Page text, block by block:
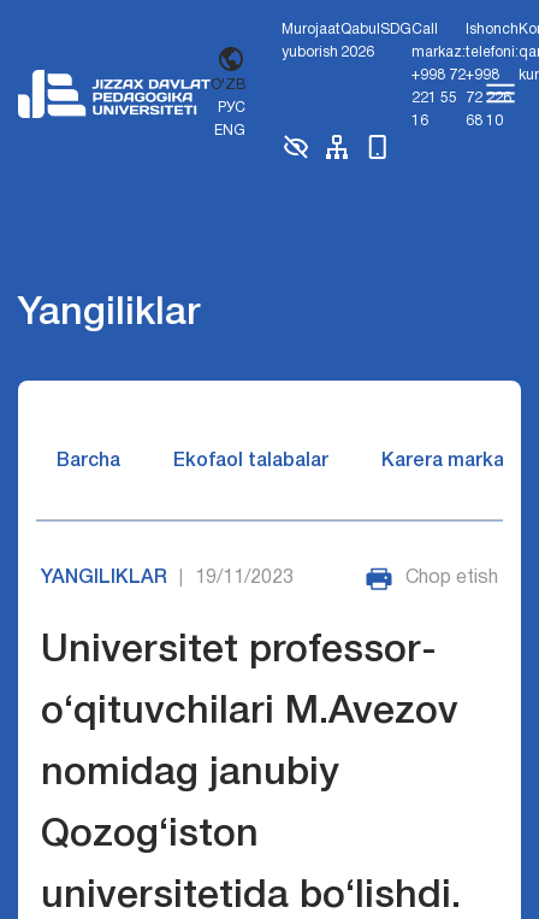
O'ZB
РУС
ENG
Murojaat
yuborish
Qabul
2026
SDGCall
markaz:
+998 72
221 55
16
Ishonch
telefoni:
+998
72 226
68 10
Yangiliklar
Barcha Ekofaol talabalar Karera markazi
YANGILIKLAR 19/11/2023 Chop etish
Universitet professor-
o‘qituvchilari M.Avezov
nomidag janubiy
Qozog‘iston
universitetida bo‘lishdi.